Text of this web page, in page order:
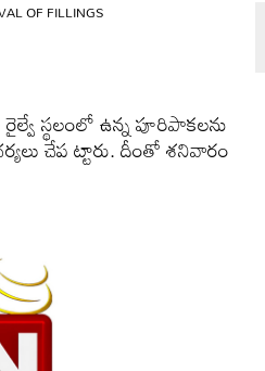
OF FILLINGS
స్థలంలో ఉన్న పూరిపాకలను
చేప ట్టారు. దీంతో శనివారం